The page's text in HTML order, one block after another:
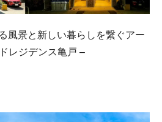
風景と新しい暮らしを繋ぐアー
レジデンス亀戸 –